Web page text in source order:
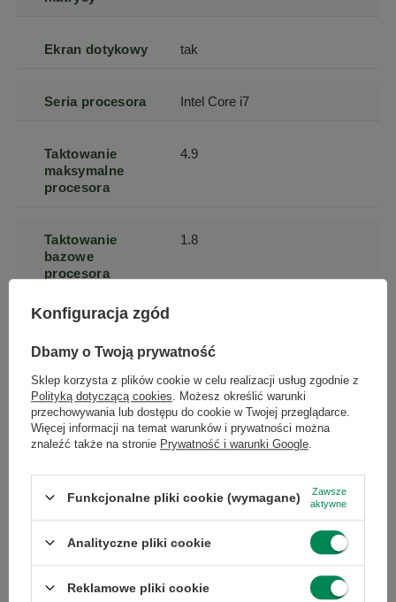
Ekran dotykowy tak
Seria procesora Intel Core i7
Taktowanie
maksymalne
procesora
4.9
Taktowanie
bazowe
procesora
1.8
Typ matrycy
Wielkość
pamięci RAM
16 GB
Pamięć
procesora
8
procesora
Dołącz do newslettera Green
Computers
Zgarnij jako pierwszy informacje o zniżkach i
rabatach w naszym sklepie!
...lub zadzwoń od razu, aby odebrać
przy zamówieniu telefonicznym
50 zł rabatu!
Rabat 50 zł przy zamówieniach powyżej 300 zł. Oferta
obejmuje zamówień hurtowych.
Konfiguracja zgód
Dbamy o Twoją prywatność
Sklep korzysta z plików cookie w celu realizacji usług zgodnie z
Polityką dotyczącą cookies . Możesz określić warunki
przechowywania lub dostępu do cookie w Twojej przeglądarce.
Więcej informacji na temat warunków i prywatności można
znaleźć także na stronie Prywatność i warunki Google
Funkcjonalne pliki cookie (wymagane)
Zawsze
aktywne
Analityczne pliki cookie
Reklamowe pliki cookie